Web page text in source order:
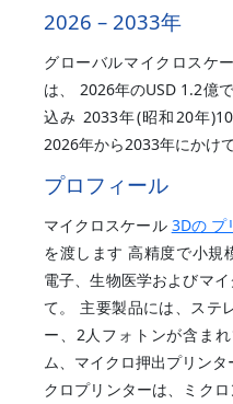
2026 – 2033年
グローバルマイクロスケ
は、 2026年のUSD 1.2億
込み 2033年(昭和20年
2026年から2033年にかけ
プロフィール
マイクロスケール 3Dの プ
を渡します 高精度で小規
電子、生物医学およびマ
て。 主要製品には、ステ
ー、2人フォトンが含ま
ム、マイクロ押出プリン
クロプリンターは、ミク